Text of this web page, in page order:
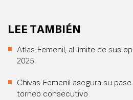
LEE TAMBIÉN
Atlas Femenil, al límite de sus
2025
Chivas Femenil asegura su
torneo consecutivo